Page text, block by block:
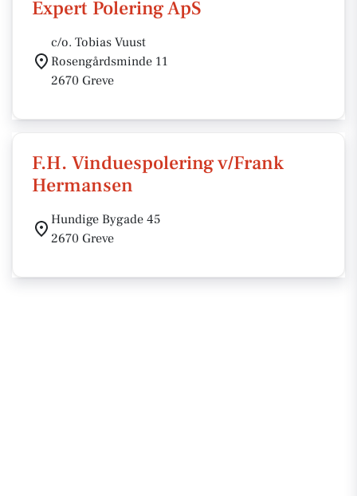
Expert Polering ApS
c/o. Tobias Vuust
Rosengårdsminde 11
2670 Greve
F.H. Vinduespolering v/Frank
Hermansen
Hundige Bygade 45
2670 Greve